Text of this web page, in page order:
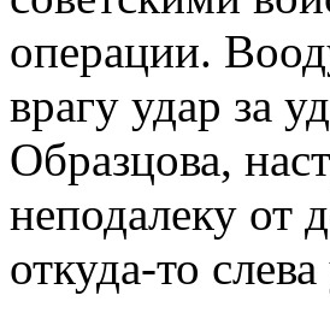
операции.
врагу удар за
Образцова,
неподалеку от
откуда-то